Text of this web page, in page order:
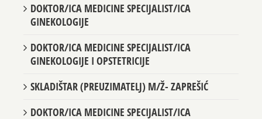
DOKTOR/ICA MEDICINE SPECIJALIST/ICA
GINEKOLOGIJE
DOKTOR/ICA MEDICINE SPECIJALIST/ICA
GINEKOLOGIJE I OPSTETRICIJE
SKLADIŠTAR (PREUZIMATELJ) M/Ž- ZAPREŠIĆ
DOKTOR/ICA MEDICINE SPECIJALIST/ICA